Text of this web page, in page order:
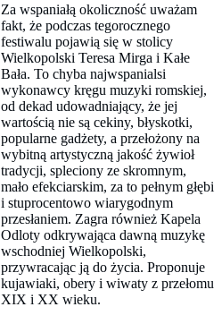
Za wspaniałą okoliczność uważam
fakt, że podczas tegorocznego
festiwalu pojawią się w stolicy
Wielkopolski Teresa Mirga i Kałe
Bała. To chyba najwspanialsi
wykonawcy kręgu muzyki romskiej,
od dekad udowadniający, że jej
wartością nie są cekiny, błyskotki,
popularne gadżety, a przełożony na
wybitną artystyczną jakość żywioł
tradycji, spleciony ze skromnym,
mało efekciarskim, za to pełnym głębi
i stuprocentowo wiarygodnym
przesłaniem. Zagra również Kapela
Odloty odkrywająca dawną muzykę
wschodniej Wielkopolski,
przywracając ją do życia. Proponuje
kujawiaki, obery i wiwaty z przełomu
XIX i XX wieku.